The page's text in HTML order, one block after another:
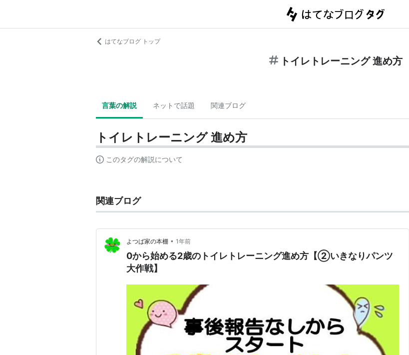
はてなブログ トップ
トイレトレーニング 進め方
言葉の解説 ネットで話題 関連ブログ
トイレトレーニング 進め方
このタグの解説について
関連ブログ
よつば家の本棚 • 1年前
0から始める2歳のトイレトレーニング進め方【②いきなりパンツ
大作戦】